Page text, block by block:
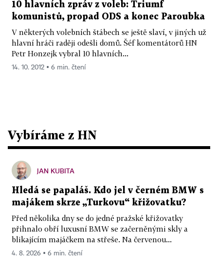
10 hlavních zpráv z voleb: Triumf
komunistů, propad ODS a konec Paroubka
V některých volebních štábech se ještě slaví, v jiných už
hlavní hráči raději odešli domů. Šéf komentátorů HN
Petr Honzejk vybral 10 hlavních...
14. 10. 2012 ▪ 6 min. čtení
Vybíráme z HN
JAN KUBITA
Hledá se papaláš. Kdo jel v černém BMW s
majákem skrze „Turkovu“ křižovatku?
Před několika dny se do jedné pražské křižovatky
přihnalo obří luxusní BMW se začerněnými skly a
blikajícím majáčkem na střeše. Na červenou...
4. 8. 2026 ▪ 6 min. čtení